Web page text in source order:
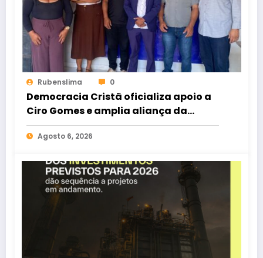
Rubenslima 0
Democracia Cristã oficializa apoio a
Ciro Gomes e amplia aliança da
oposição no Ceará
Agosto 6, 2026